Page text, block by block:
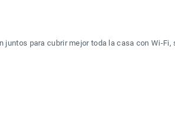
juntos para cubrir mejor toda la casa con Wi-